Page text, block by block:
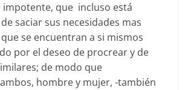
impotente, que incluso está
saciar sus necesidades mas
se encuentran a si mismos
por el deseo de procrear y de
de modo que
hombre y mujer, -también